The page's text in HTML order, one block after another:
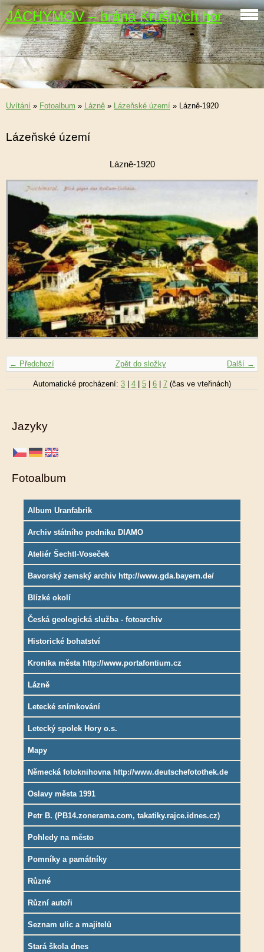
JÁCHYMOV – brána Krušných hor
Uvítání » Fotoalbum » Lázně » Lázeňské území » Lázně-1920
Lázeňské území
Lázně-1920
← Předchozí Další →
Zpět do složky
Automatické procházení: 3 4 5 6 7 (čas ve vteřinách)
Jazyky
Fotoalbum
Album Uranfabrik
Archiv státního podniku DIAMO
Ateliér Šechtl-Voseček
Bavorský zemský archiv http://www.gda.bayern.de/
Blízké okolí
Česká geologická služba - fotoarchiv
Historické bohatství
Kronika města http://www.portafontium.cz
Lázně
Letecké snímkování
Letecký spolek Hory o.s.
Mapy
Německá fotoknihovna http://www.deutschefotothek.de
Oslavy města 1991
Petr B. (PB14.zonerama.com, takatiky.rajce.idnes.cz)
Pohledy na město
Pomníky a památníky
Různé
Různí autoři
Seznam ulic a majitelů
Stará škola dnes